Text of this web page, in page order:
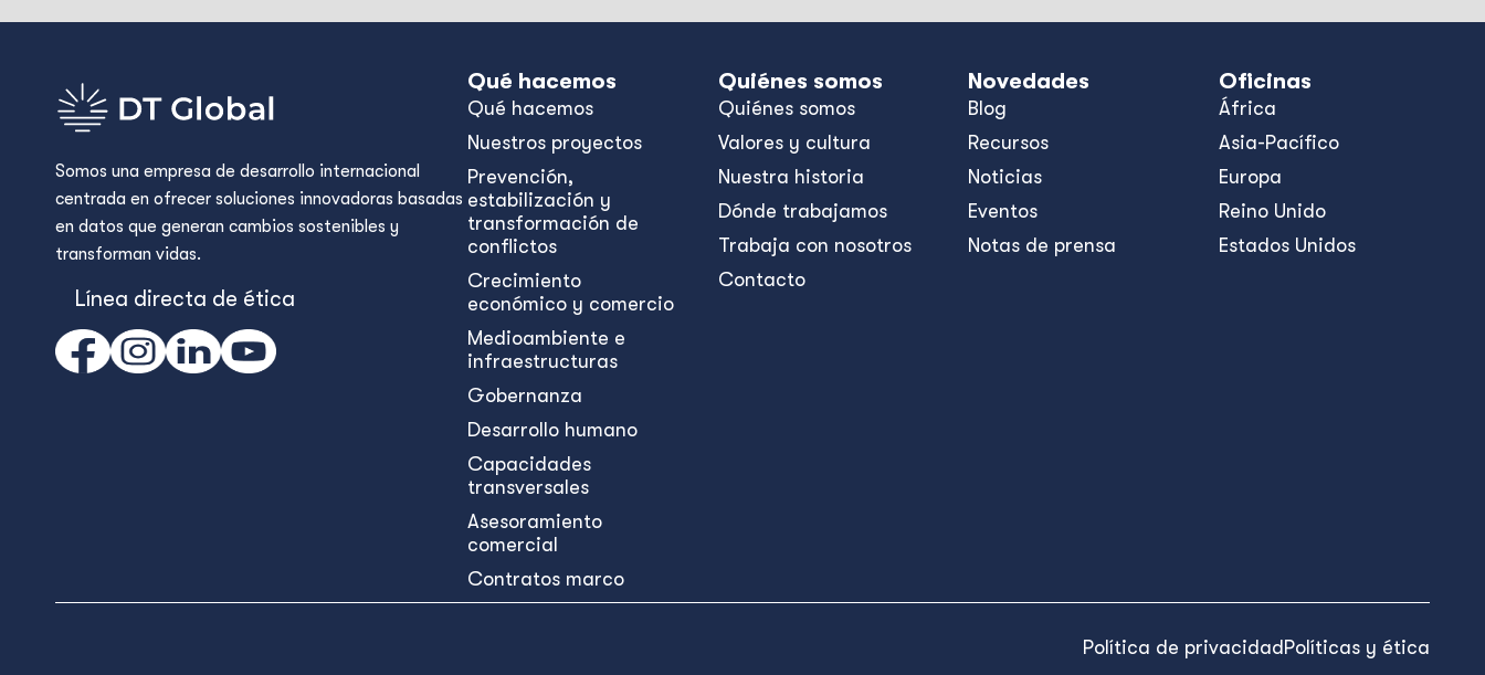
Somos una empresa de desarrollo internacional
centrada en ofrecer soluciones innovadoras basadas
en datos que generan cambios sostenibles y
transforman vidas.
Línea directa de ética
Qué hacemos
Qué hacemos
Nuestros proyectos
Prevención,
estabilización y
transformación de
conflictos
Crecimiento
económico y comercio
Medioambiente e
infraestructuras
Gobernanza
Desarrollo humano
Capacidades
transversales
Asesoramiento
comercial
Contratos marco
Quiénes somos
Quiénes somos
Valores y cultura
Nuestra historia
Dónde trabajamos
Trabaja con nosotros
Contacto
Novedades
Blog
Recursos
Noticias
Eventos
Notas de prensa
Oficinas
África
Asia-Pacífico
Europa
Reino Unido
Estados Unidos
Política de privacidad Políticas y ética